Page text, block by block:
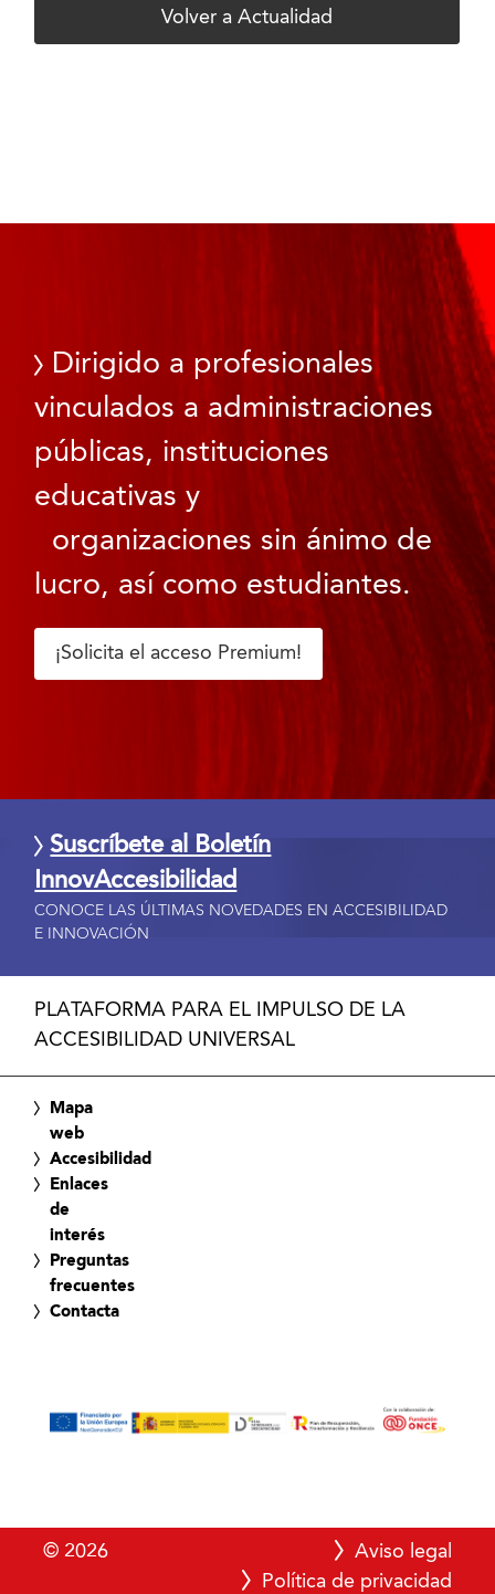
Volver a Actualidad
Dirigido a profesionales
vinculados a administraciones
públicas, instituciones
educativas y
organizaciones sin ánimo de
lucro, así como estudiantes.
¡Solicita el acceso Premium!
Suscríbete al Boletín
InnovAccesibilidad
CONOCE LAS ÚLTIMAS NOVEDADES EN ACCESIBILIDAD
E INNOVACIÓN
PLATAFORMA PARA EL IMPULSO DE LA
ACCESIBILIDAD UNIVERSAL
Mapa
web
Accesibilidad
Enlaces
de
interés
Preguntas
frecuentes
Contacta
© 2026
Aviso legal
Política de privacidad